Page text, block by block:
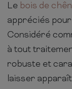
Le bois de
appréciés
Considéré
à tout
robuste et
laisser